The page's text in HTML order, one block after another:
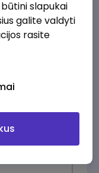
slapukai
galite valdyti
rasite